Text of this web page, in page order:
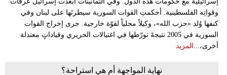
وقواتِه الفلسطينية. أحكمتِ القوات السورية سيطرتَها على لبنان وفي
كنفها وُلد «حزب الله»، وكيلاً محلياً لقوّة خارجية. جرى إخراج القوات
السورية في 2005 نتيجةَ تورّطها في اغتيالات الحريري وقياداتٍ معتدلة
أخرى،...
المزيد
نهاية المواجهة أم هي استراحة؟